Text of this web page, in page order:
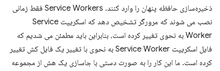
ذخیره‌سازی حافظه پنهان را وارد کنند. Service Workers فقط زمانی
نصب می شوند که مرورگر تشخیص دهد که اسکریپت Service
Worker به نحوی تغییر کرده است، بنابراین باید مطمئن می شدیم که
فایل اسکریپت Service Worker به نحوی با تغییر یک فایل کش تغییر
کرده است. ما این کار را به صورت دستی با جاسازی یک هش از مجموعه